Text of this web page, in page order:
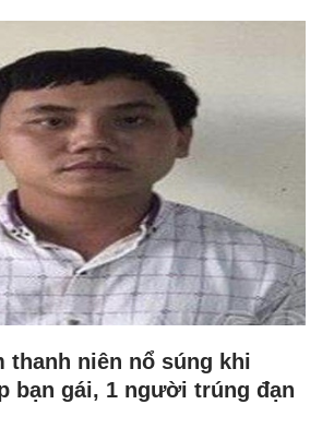
thanh niên nổ súng khi
bạn gái, 1 người trúng đạn